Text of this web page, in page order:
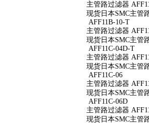
主管路过滤器
现货日本SMC主管
AFF11B-10-T
主管路过滤器
现货日本SMC主管
AFF11C-04D-T
主管路过滤器
现货日本SMC主管
AFF11C-06
主管路过滤器
现货日本SMC主管
AFF11C-06D
主管路过滤器
现货日本SMC主管